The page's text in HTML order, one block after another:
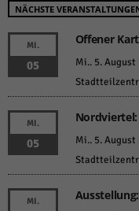
NÄCHSTE
MI.
05
Offener
Mi.. 5. August
MI.
05 Mi.. 5. August
MI.